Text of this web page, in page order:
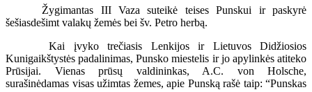
Žygimantas III Vaza suteikė teises Punskui ir paskyrė
šešiasdešimt valakų žemės bei šv. Petro herbą.
Kai įvyko trečiasis Lenkijos ir Lietuvos Didžiosios
Kunigaikštystės padalinimas, Punsko miestelis ir jo apylinkės atiteko
Prūsijai. Vienas prūsų valdininkas, A.C. von Holsche,
surašinėdamas visas užimtas žemes, apie Punską rašė taip: “Punskas